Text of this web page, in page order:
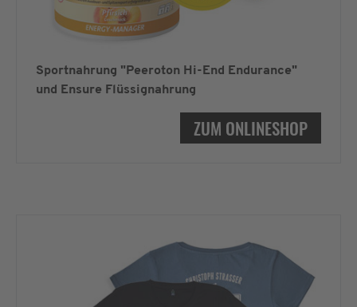
Sportnahrung "Peeroton Hi-End Endurance"
und Ensure Flüssignahrung
ZUM ONLINESHOP